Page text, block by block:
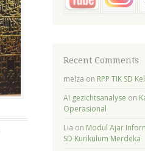
Recent Comments
melza on RPP TIK SD
AI gezichtsanalyse on
Operasional
Lia on Modul Ajar
SD Kurikulum Merdeka